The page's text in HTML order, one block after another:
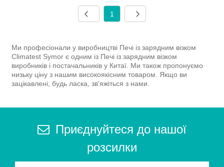
1
Ми професіонали у виробництві Печі із зарядним візком
Climatest Symor є одним із Печі із зарядним візком
виробників і постачальників у Китаї. Ми також пропонуємо
низьку ціну з нашим високоякісним товаром. Якщо ви
зацікавлені, будь ласка, зв'яжіться з нами.
Приєднуйтеся до нашої
розсилки